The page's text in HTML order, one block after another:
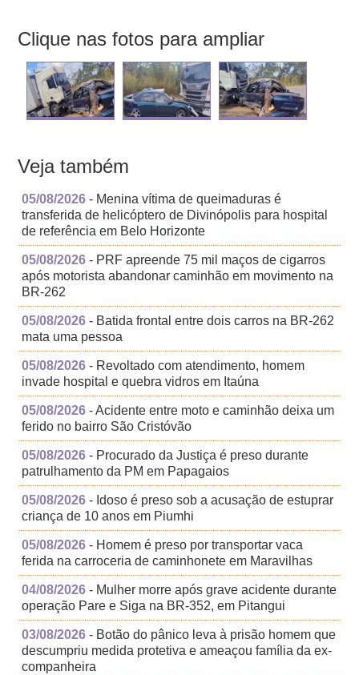
Clique nas fotos para ampliar
Veja também
05/08/2026 - Menina vítima de queimaduras é
transferida de helicóptero de Divinópolis para hospital
de referência em Belo Horizonte
05/08/2026 - PRF apreende 75 mil maços de cigarros
após motorista abandonar caminhão em movimento na
BR-262
05/08/2026 - Batida frontal entre dois carros na BR-262
mata uma pessoa
05/08/2026 - Revoltado com atendimento, homem
invade hospital e quebra vidros em Itaúna
05/08/2026 - Acidente entre moto e caminhão deixa um
ferido no bairro São Cristóvão
05/08/2026 - Procurado da Justiça é preso durante
patrulhamento da PM em Papagaios
05/08/2026 - Idoso é preso sob a acusação de estuprar
criança de 10 anos em Piumhi
05/08/2026 - Homem é preso por transportar vaca
ferida na carroceria de caminhonete em Maravilhas
04/08/2026 - Mulher morre após grave acidente durante
operação Pare e Siga na BR-352, em Pitangui
03/08/2026 - Botão do pânico leva à prisão homem que
descumpriu medida protetiva e ameaçou família da ex-
companheira